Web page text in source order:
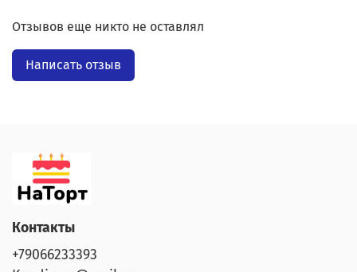
Отзывов еще никто не оставлял
Написать отзыв
Контакты
+79066233393